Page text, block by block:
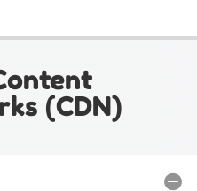
(CDN)